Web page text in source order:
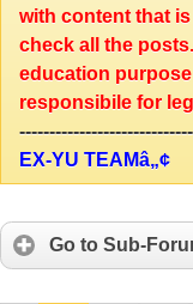
with content that
check all the
education
responsibile for
EX-YU TEAMâ„¢
Go to Sub-